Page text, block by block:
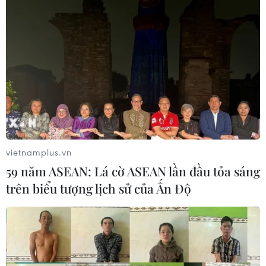
Israel phát triển xét nghiệm máu đơn
giản giúp phát hiện sớm ung thư
05/08/2026 03:42
Thái Lan phát hiện hóa thạch khủng
long ăn thịt hơn 130 triệu năm tuổi
WHO ghi nhận tín hiệu tích cực từ
thử nghiệm điều trị Ebola tại Congo
04/08/2026 22:42
vietnamplus.vn
59 năm ASEAN: Lá cờ ASEAN lần đầu tỏa sáng
trên biểu tượng lịch sử của Ấn Độ